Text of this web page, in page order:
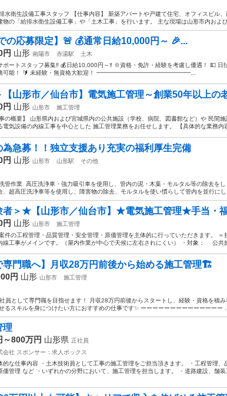
水衛生設備工事スタッフ 【仕事内容】 新築アパートや戸建て住宅、オフィスビル
物の「給排水衛生設備工事」や「土木工事」を行います。 主な現場は山形市内および
の応募限定】🚨 💰通常日給10,000円～ 🎉...
円 山形 南陽市 赤湯駅
土木
ポートスタッフ募集‼️ 💰日給10,000円～‼️ ※資格・免許・経験を考慮し優遇！ 💵 日
務可能！ 🔰 未経験・無資格大歓迎！ ━━━━━━━━━━━━━━━━...
【山形市／仙台市】電気施工管理～創業50年以上の
円 山形 山形市
施工管理
の概要】 山形県内および宮城県内の公共施設（学校、病院、図書館など）や 民間
電気設備の内線工事を中心とした 施工管理業務をお任せします。 【具体的な業務内
為急募！！独立支援あり充実の福利厚生完備
円 山形 山形市 山形駅
その他
管作業 高圧洗浄車・強力吸引車を使用し、管内の泥・木葉・モルタル等の除去を
、超高圧洗浄車等を使用し、障害物の除去、モルタルを使い慣らして管内を並行にし
者＞★【山形市／仙台市】★電気施工管理★手当・
円 山形 山形市
施工管理
件の工程管理・品質管理・安全管理・原価管理を主体的に行っていただきます。 ＝
線工事がメインです。（屋内作業が中心で天候に左右されにくい） ・対象： 公共
専門職へ】月収28万円前後から始める施工管理🏗️
円 山形 山形市
施工管理
員として専門職を目指せます！ 月収28万円前後からスタートし、経験・資格を積み
るスキルを身につけたい方におすすめの仕事です✨ ーーーーーーーーーーーーーー ...
理
～800万円 山形県 正社員
会社 スポンサー：求人ボックス
的な仕事内容 ・土木技術員として工事の施工管理をご担当頂きます。 ・工程管理、
価管理 など ・いずれかの分野において、施工管理を担当します。 ・道路建設、舗